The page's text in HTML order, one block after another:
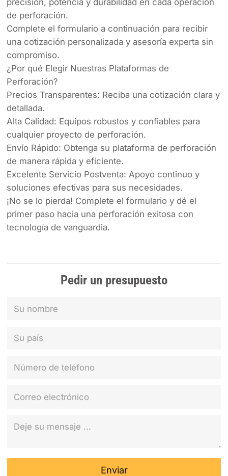
precisión, potencia y durabilidad en cada operación
de perforación.
Complete el formulario a continuación para recibir
una cotización personalizada y asesoría experta sin
compromiso.
¿Por qué Elegir Nuestras Plataformas de
Perforación?
Precios Transparentes: Reciba una cotización clara y
detallada.
Alta Calidad: Equipos robustos y confiables para
cualquier proyecto de perforación.
Envío Rápido: Obtenga su plataforma de perforación
de manera rápida y eficiente.
Excelente Servicio Postventa: Apoyo continuo y
soluciones efectivas para sus necesidades.
¡No se lo pierda! Complete el formulario y dé el
primer paso hacia una perforación exitosa con
tecnología de vanguardia.
Pedir un presupuesto
Enviar